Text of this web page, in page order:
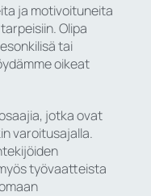
ja motivoituneita
Olipa
tai
oikeat
jotka ovat
varoitusajalla.
työvaatteista